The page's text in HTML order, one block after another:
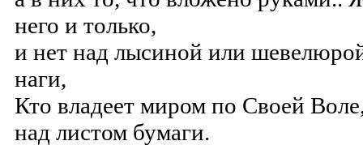
него и только,
и нет над лысиной или
наги,
Кто владеет миром по Своей
над листом бумаги.